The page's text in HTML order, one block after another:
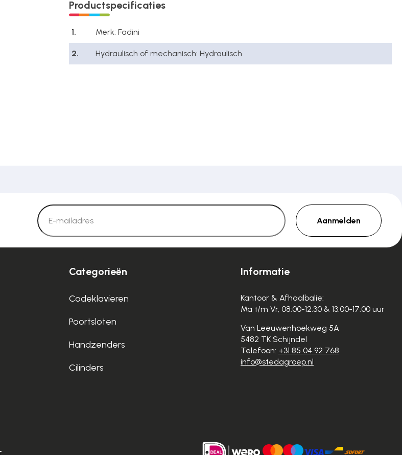
Productspecificaties
1. Merk: Fadini
2. Hydraulisch of mechanisch: Hydraulisch
Aanmelden
Categorieën
Codeklavieren
Poortsloten
Handzenders
Cilinders
Informatie
Kantoor & Afhaalbalie:
Ma t/m Vr, 08:00-12:30 & 13:00-17:00 uur
Van Leeuwenhoekweg 5A
5482 TK Schijndel
Telefoon: +31 85 04 92 768
info@stedagroep.nl